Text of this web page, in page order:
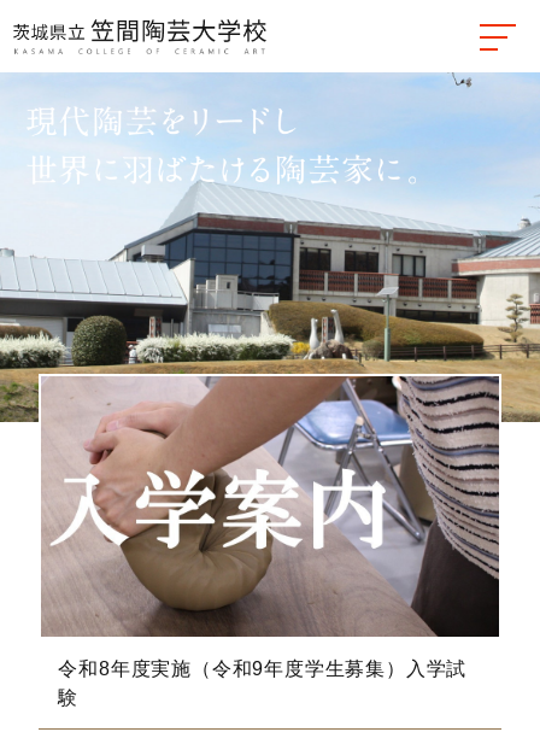
令和8年度実施（令和9年度学生募集）入学試
験